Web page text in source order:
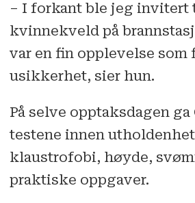
– I forkant ble jeg invitert
kvinnekveld på
var en fin opplevelse som
usikkerhet, sier hun.
På selve opptaksdagen
testene innen
klaustrofobi, høyde,
praktiske oppgaver.